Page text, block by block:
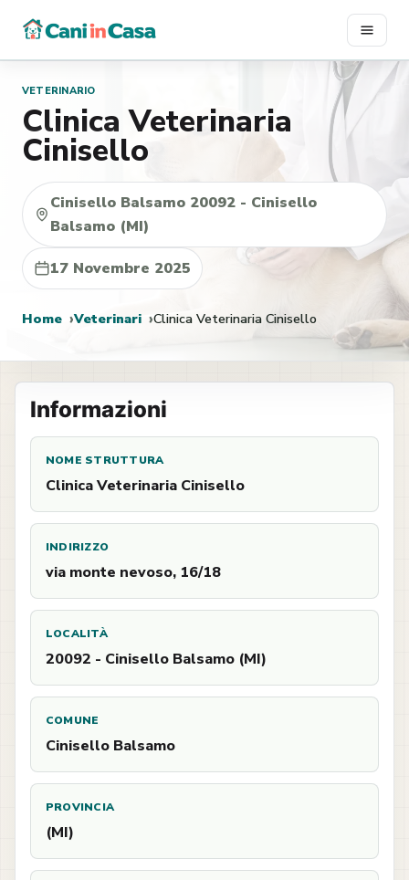
contenuto
VETERINARIO
Clinica Veterinaria
Cinisello
Cinisello Balsamo 20092 - Cinisello
Balsamo (MI)
17 Novembre 2025
Home Veterinari Clinica Veterinaria Cinisello
Informazioni
NOME STRUTTURA
Clinica Veterinaria Cinisello
INDIRIZZO
via monte nevoso, 16/18
LOCALITÀ
20092 - Cinisello Balsamo (MI)
COMUNE
Cinisello Balsamo
PROVINCIA
(MI)